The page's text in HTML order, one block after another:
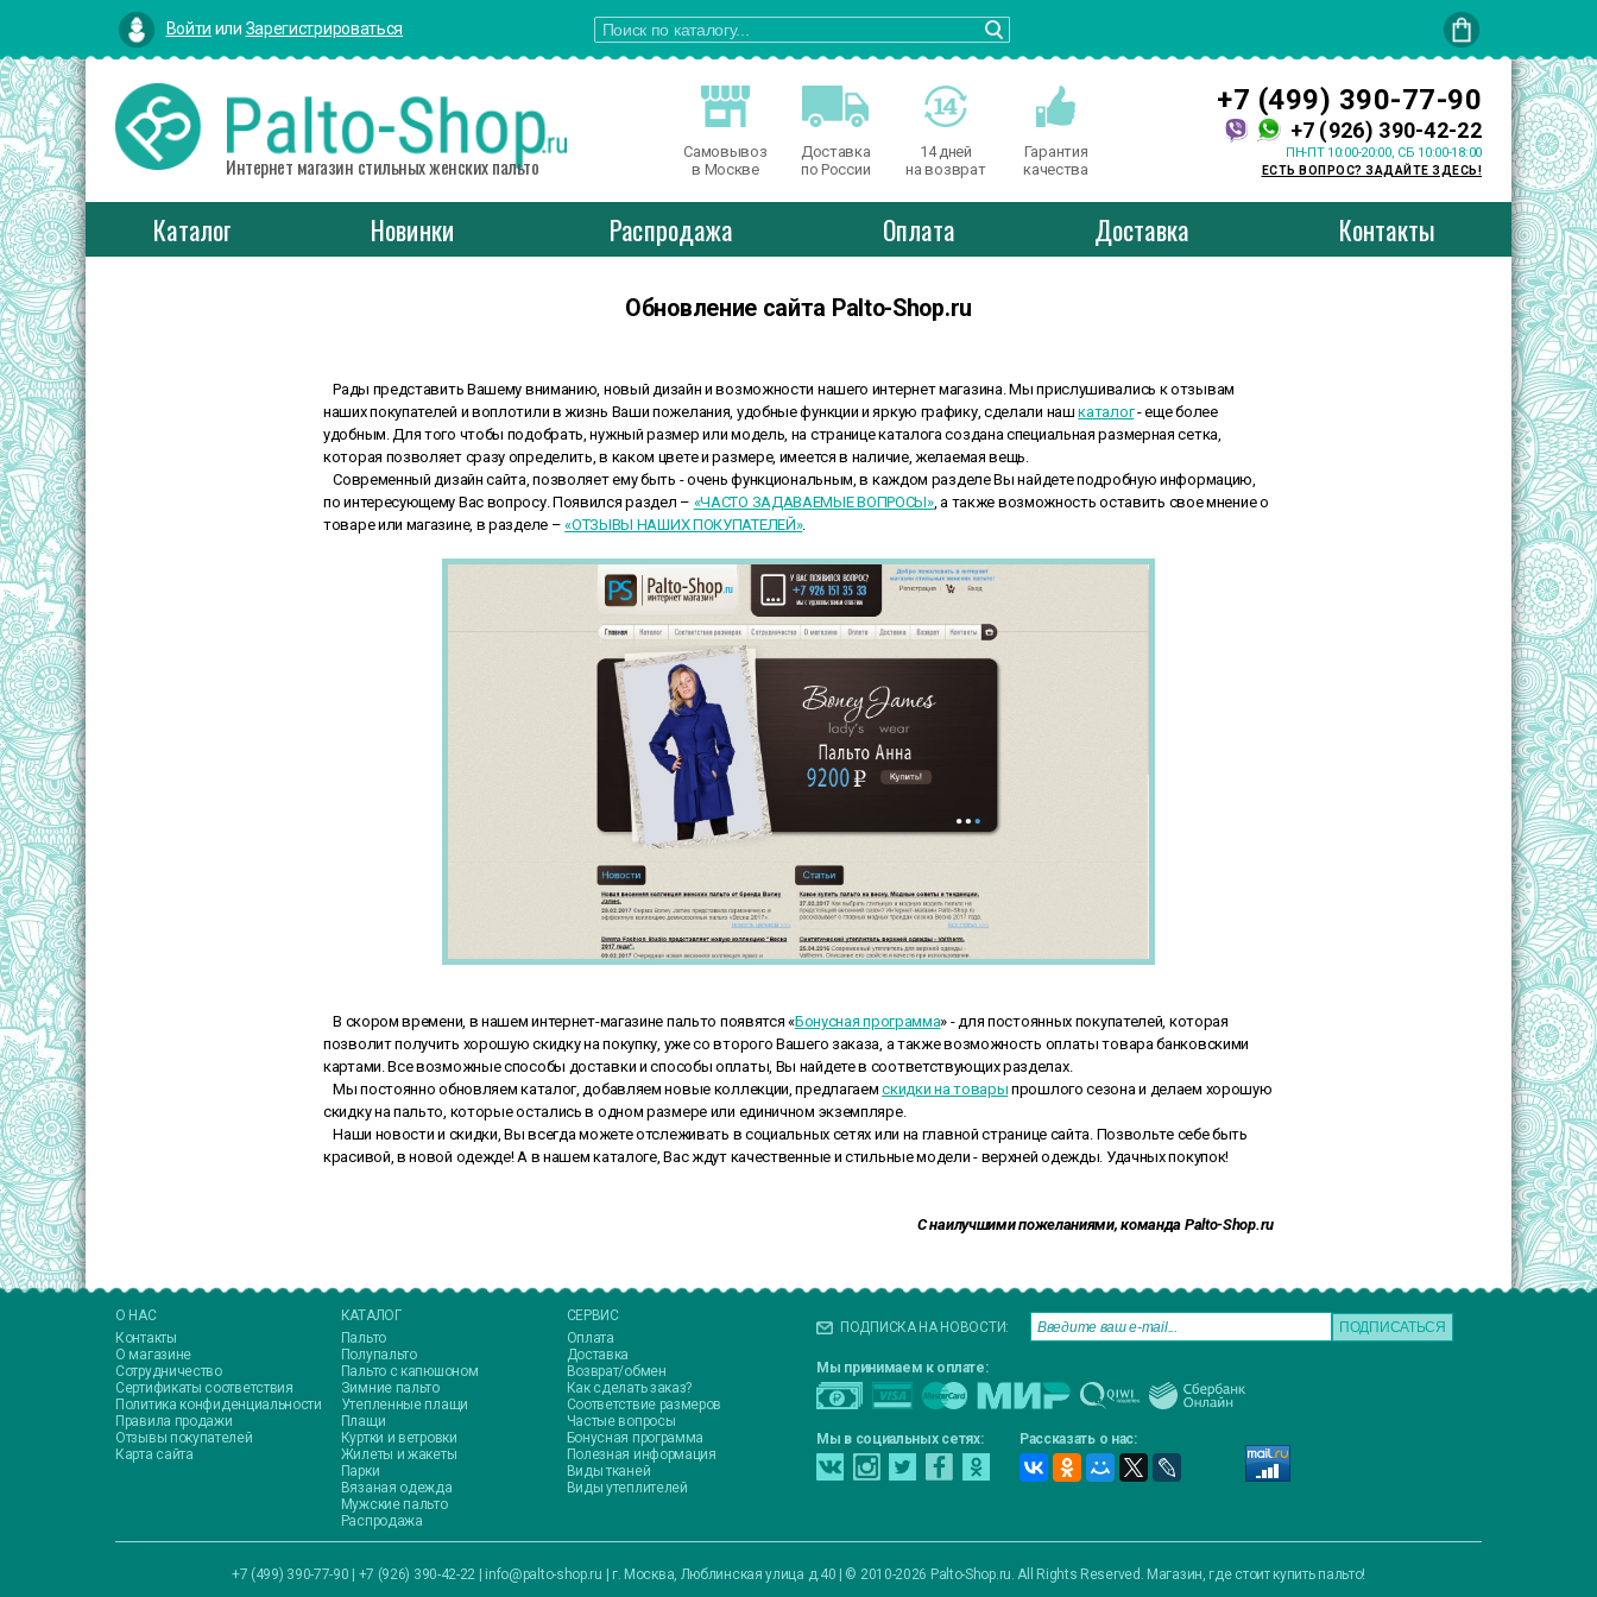
Войти или Зарегистрироваться
Интернет магазин стильных женских пальто
Самовывоз
в Москве
Доставка
по России
14 дней
на возврат
Гарантия
качества
+7 (499) 390-77-90
+7 (926) 390-42-22
ПН-ПТ 10:00-20:00, СБ 10:00-18:00
ЕСТЬ ВОПРОС? ЗАДАЙТЕ ЗДЕСЬ!
Каталог Новинки Распродажа Оплата Доставка Контакты
Обновление сайта Palto-Shop.ru
Рады представить Вашему вниманию, новый дизайн и возможности нашего интернет магазина. Мы прислушивались к отзывам
наших покупателей и воплотили в жизнь Ваши пожелания, удобные функции и яркую графику, сделали нашкаталог- еще более
удобным. Для того чтобы подобрать, нужный размер или модель, на странице каталога создана специальная размерная сетка,
которая позволяет сразу определить, в каком цвете и размере, имеется в наличие, желаемая вещь.
Современный дизайн сайта, позволяет ему быть - очень функциональным, в каждом разделе Вы найдете подробную информацию,
по интересующему Вас вопросу. Появился раздел – «ЧАСТО ЗАДАВАЕМЫЕ ВОПРОСЫ», а также возможность оставить свое мнение о
товаре или магазине, в разделе –«ОТЗЫВЫ НАШИХ ПОКУПАТЕЛЕЙ».
В скором времени, в нашем интернет-магазине пальто появятся «Бонусная программа» - для постоянных покупателей, которая
позволит получить хорошую скидку на покупку, уже со второго Вашего заказа, а также возможность оплаты товара банковскими
картами. Все возможные способы доставки и способы оплаты, Вы найдете в соответствующих разделах.
Мы постоянно обновляем каталог, добавляем новые коллекции, предлагаемскидки на товары прошлого сезона и делаем хорошую
скидку на пальто, которые остались в одном размере или единичном экземпляре.
Наши новости и скидки, Вы всегда можете отслеживать в социальных сетях или на главной странице сайта. Позвольте себе быть
красивой, в новой одежде! А в нашем каталоге, Вас ждут качественные и стильные модели - верхней одежды. Удачных покупок!
С наилучшими пожеланиями, команда Palto-Shop.ru
О НАС
Контакты
О магазине
Сотрудничество
Сертификаты соответствия
Политика конфиденциальности
Правила продажи
Отзывы покупателей
Карта сайта
КАТАЛОГ
Пальто
Полупальто
Пальто с капюшоном
Зимние пальто
Утепленные плащи
Плащи
Куртки и ветровки
Жилеты и жакеты
Парки
Вязаная одежда
Мужские пальто
Распродажа
СЕРВИС
Оплата
Доставка
Возврат/обмен
Как сделать заказ?
Соответствие размеров
Частые вопросы
Бонусная программа
Полезная информация
Виды тканей
Виды утеплителей
ПОДПИСКА НА НОВОСТИ:
Мы принимаем к оплате:
Мы в социальных сетях: Рассказать о нас:
+7 (499) 390-77-90 | +7 (926) 390-42-22 | info@palto-shop.ru г. Москва, Люблинская улица д.40 © 2010-2026 Palto-Shop.ru. All Rights Reserved. Магазин, где стоит купить пальто!